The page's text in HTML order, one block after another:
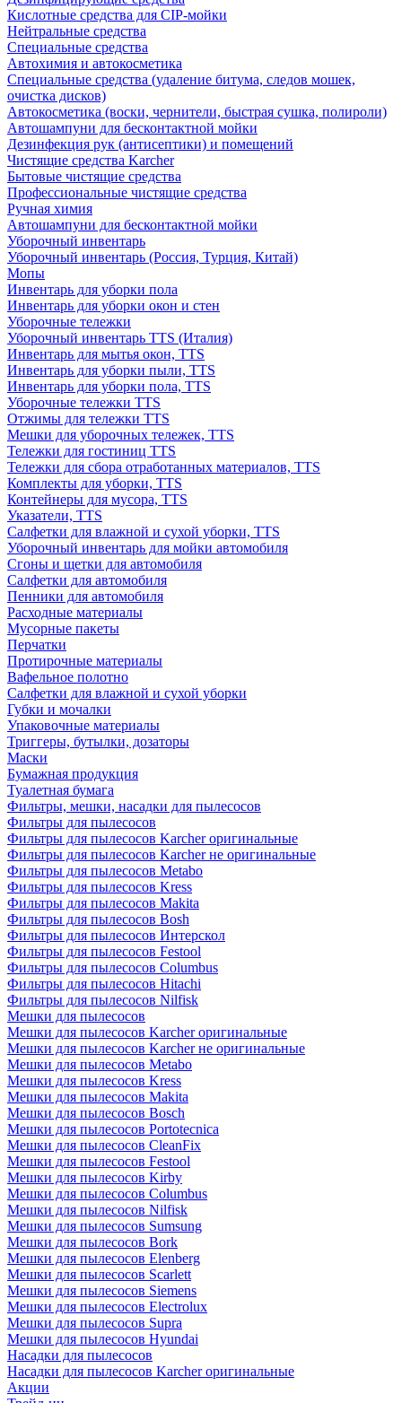
Кислотные средства для CIP-мойки
Нейтральные средства
Специальные средства
Автохимия и автокосметика
Специальные средства (удаление битума, следов мошек,
очистка дисков)
Автокосметика (воски, чернители, быстрая сушка, полироли)
Автошампуни для бесконтактной мойки
Дезинфекция рук (антисептики) и помещений
Чистящие средства Karcher
Бытовые чистящие средства
Профессиональные чистящие средства
Ручная химия
Автошампуни для бесконтактной мойки
Уборочный инвентарь
Уборочный инвентарь (Россия, Турция, Китай)
Мопы
Инвентарь для уборки пола
Инвентарь для уборки окон и стен
Уборочные тележки
Уборочный инвентарь TTS (Италия)
Инвентарь для мытья окон, TTS
Инвентарь для уборки пыли, TTS
Инвентарь для уборки пола, TTS
Уборочные тележки TTS
Отжимы для тележки TTS
Мешки для уборочных тележек, TTS
Тележки для гостиниц TTS
Тележки для сбора отработанных материалов, TTS
Комплекты для уборки, TTS
Контейнеры для мусора, TTS
Указатели, TTS
Салфетки для влажной и сухой уборки, TTS
Уборочный инвентарь для мойки автомобиля
Сгоны и щетки для автомобиля
Салфетки для автомобиля
Пенники для автомобиля
Расходные материалы
Мусорные пакеты
Перчатки
Протирочные материалы
Вафельное полотно
Салфетки для влажной и сухой уборки
Губки и мочалки
Упаковочные материалы
Триггеры, бутылки, дозаторы
Маски
Бумажная продукция
Туалетная бумага
Фильтры, мешки, насадки для пылесосов
Фильтры для пылесосов
Фильтры для пылесосов Karcher оригинальные
Фильтры для пылесосов Karcher не оригинальные
Фильтры для пылесосов Metabo
Фильтры для пылесосов Kress
Фильтры для пылесосов Makita
Фильтры для пылесосов Bosh
Фильтры для пылесосов Интерскол
Фильтры для пылесосов Festool
Фильтры для пылесосов Columbus
Фильтры для пылесосов Hitachi
Фильтры для пылесосов Nilfisk
Мешки для пылесосов
Мешки для пылесосов Karcher оригинальные
Мешки для пылесосов Karcher не оригинальные
Мешки для пылесосов Metabo
Мешки для пылесосов Kress
Мешки для пылесосов Makita
Мешки для пылесосов Bosch
Мешки для пылесосов Portotecnica
Мешки для пылесосов CleanFix
Мешки для пылесосов Festool
Мешки для пылесосов Kirby
Мешки для пылесосов Columbus
Мешки для пылесосов Nilfisk
Мешки для пылесосов Sumsung
Мешки для пылесосов Bork
Мешки для пылесосов Elenberg
Мешки для пылесосов Scarlett
Мешки для пылесосов Siemens
Мешки для пылесосов Electrolux
Мешки для пылесосов Supra
Мешки для пылесосов Hyundai
Насадки для пылесосов
Насадки для пылесосов Karcher оригинальные
Акции